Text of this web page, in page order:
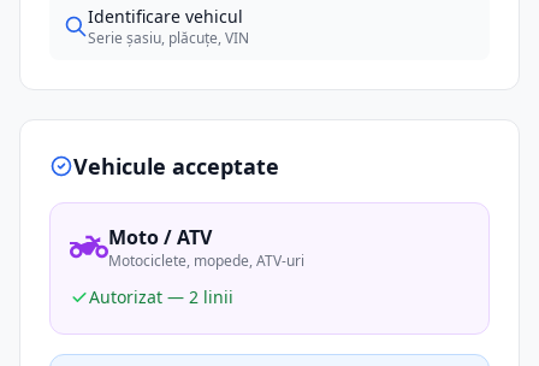
Identificare vehicul
Serie șasiu, plăcuțe, VIN
Vehicule acceptate
Moto / ATV
Motociclete, mopede, ATV-uri
Autorizat — 2 linii